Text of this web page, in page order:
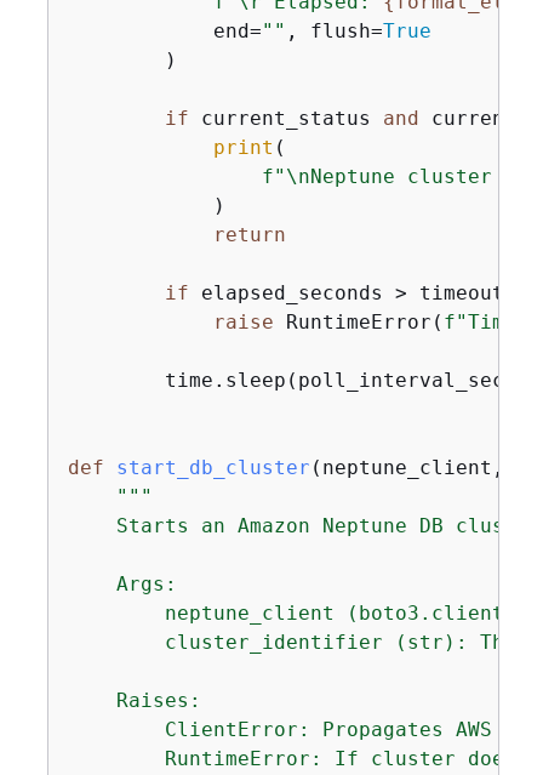
            end=
"" , flush=True
        )
if current_status and
print (
f"\nNeptune cluster
            )
return
if elapsed_seconds >
raise RuntimeError(
def start_db_cluster ( neptune_client,
"""
Starts an Amazon Neptune DB
    Args:
neptune_client (boto3.client):
cluster_identifier (str): The
    Raises:
ClientError: Propagates AWS
RuntimeError: If cluster